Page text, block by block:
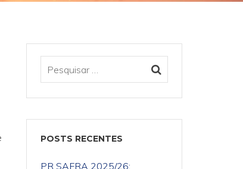
POSTS RECENTES
PR SAFRA 2025/26: